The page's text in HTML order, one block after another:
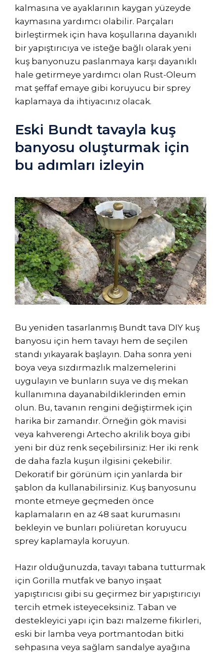
kalmasına ve ayaklarının kaygan yüzeyde
kaymasına yardımcı olabilir. Parçaları
birleştirmek için hava koşullarına dayanıklı
bir yapıştırıcıya ve isteğe bağlı olarak yeni
kuş banyonuzu paslanmaya karşı dayanıklı
hale getirmeye yardımcı olan Rust-Oleum
mat şeffaf emaye gibi koruyucu bir sprey
kaplamaya da ihtiyacınız olacak.
Eski Bundt tavayla kuş
banyosu oluşturmak için
bu adımları izleyin
Bu yeniden tasarlanmış Bundt tava DIY kuş
banyosu için hem tavayı hem de seçilen
standı yıkayarak başlayın. Daha sonra yeni
boya veya sızdırmazlık malzemelerini
uygulayın ve bunların suya ve dış mekan
kullanımına dayanabildiklerinden emin
olun. Bu, tavanın rengini değiştirmek için
harika bir zamandır. Örneğin gök mavisi
veya kahverengi Artecho akrilik boya gibi
yeni bir düz renk seçebilirsiniz: Her iki renk
de daha fazla kuşun ilgisini çekebilir.
Dekoratif bir görünüm için yanlarda bir
şablon da kullanabilirsiniz. Kuş banyosunu
monte etmeye geçmeden önce
kaplamaların en az 48 saat kurumasını
bekleyin ve bunları poliüretan koruyucu
sprey kaplamayla koruyun.
Hazır olduğunuzda, tavayı tabana tutturmak
için Gorilla mutfak ve banyo inşaat
yapıştırıcısı gibi su geçirmez bir yapıştırıcıyı
tercih etmek isteyeceksiniz. Taban ve
destekleyici yapı için bazı malzeme fikirleri,
eski bir lamba veya portmantodan bitki
sehpasına veya sağlam sandalye ayağına